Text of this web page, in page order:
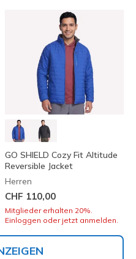
GO SHIELD Cozy Fit Altitude
Reversible Jacket
Herren
CHF 110,00
Mitglieder erhalten 20%.
Einloggen oder jetzt anmelden.